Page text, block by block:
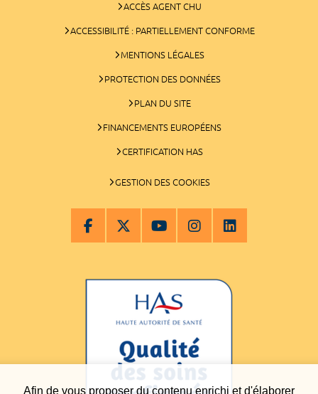
Afin de vous proposer du contenu enrichi et d'élaborer
ACCÈS AGENT CHU
ACCESSIBILITÉ : PARTIELLEMENT CONFORME
MENTIONS LÉGALES
PROTECTION DES DONNÉES
PLAN DU SITE
FINANCEMENTS EUROPÉENS
CERTIFICATION HAS
GESTION DES COOKIES